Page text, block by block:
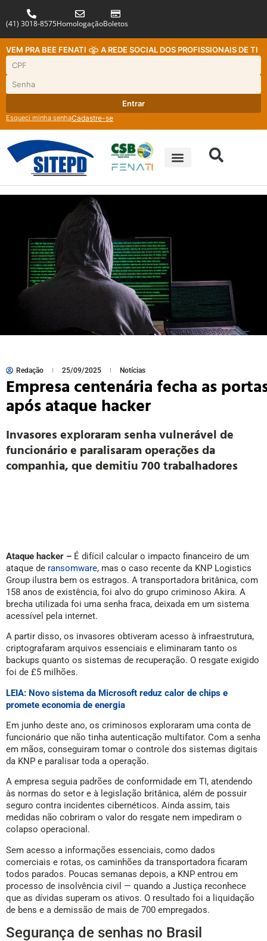
(41) 3018-8575HomologaçãoBoletos
VEM PRA BEE FENATI A REDE SOCIAL DOS PROFISSIONAIS DE TI
Entrar
Esqueci minha senhaCadastre-se
Redação 25/09/2025 Notícias
Empresa centenária fecha as
após ataque hacker
Invasores exploraram senha vulnerável de
funcionário e paralisaram operações da
companhia, que demitiu 700 trabalhadores
Ataque hacker – É difícil calcular o impacto financeiro de um
ataque de ransomware, mas o caso recente da KNP Logistics
Group ilustra bem os estragos. A transportadora britânica, com
158 anos de existência, foi alvo do grupo criminoso Akira. A
brecha utilizada foi uma senha fraca, deixada em um sistema
acessível pela internet.
A partir disso, os invasores obtiveram acesso à infraestrutura,
criptografaram arquivos essenciais e eliminaram tanto os
backups quanto os sistemas de recuperação. O resgate exigido
foi de £5 milhões.
LEIA: Novo sistema da Microsoft reduz calor de chips e
promete economia de energia
Em junho deste ano, os criminosos exploraram uma conta de
funcionário que não tinha autenticação multifator. Com a senha
em mãos, conseguiram tomar o controle dos sistemas digitais
da KNP e paralisar toda a operação.
A empresa seguia padrões de conformidade em TI, atendendo
às normas do setor e à legislação britânica, além de possuir
seguro contra incidentes cibernéticos. Ainda assim, tais
medidas não cobriram o valor do resgate nem impediram o
colapso operacional.
Sem acesso a informações essenciais, como dados
comerciais e rotas, os caminhões da transportadora ficaram
todos parados. Poucas semanas depois, a KNP entrou em
processo de insolvência civil — quando a Justiça reconhece
que as dívidas superam os ativos. O resultado foi a liquidação
de bens e a demissão de mais de 700 empregados.
Segurança de senhas no Brasil